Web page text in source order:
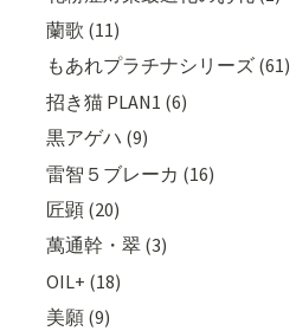
蘭歌 (11)
もあれプラチナシリーズ (61)
招き猫 PLAN1 (6)
黒アゲハ (9)
雷智５ブレーカ (16)
匠顕 (20)
萬通幹・翠 (3)
OIL+ (18)
美願 (9)